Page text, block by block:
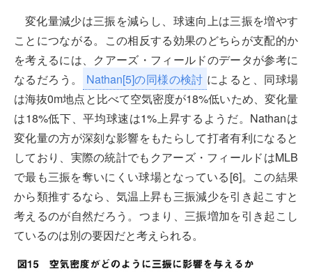
変化量減少は三振を減らし、球速向上は三振を増やす
ことにつながる。この相反する効果のどちらが支配的か
を考えるには、クアーズ・フィールドのデータが参考に
なるだろう。
Nathan[5]の同様の検討 によると、同球場
は海抜0m地点と比べて空気密度が18%低いため、変化量
は18%低下、平均球速は1%上昇するようだ。Nathanは
変化量の方が深刻な影響をもたらして打者有利になると
しており、実際の統計でもクアーズ・フィールドはMLB
で最も三振を奪いにくい球場となっている[6]。この結果
から類推するなら、気温上昇も三振減少を引き起こすと
考えるのが自然だろう。つまり、三振増加を引き起こし
ているのは別の要因だと考えられる。